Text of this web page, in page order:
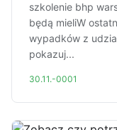
szkolenie bhp
będą mieliW
wypadków z
pokazuj...
30.11.-0001